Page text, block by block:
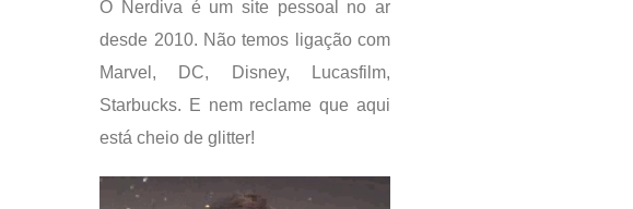
O Nerdiva é um site pessoal no ar
desde 2010. Não temos ligação com
Marvel, DC, Disney, Lucasfilm,
Starbucks. E nem reclame que aqui
está cheio de glitter!